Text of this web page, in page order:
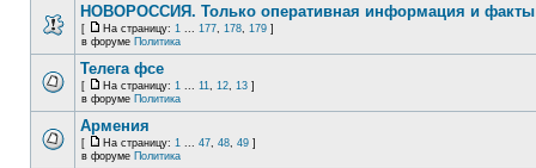
НОВОРОССИЯ. Только оперативная информация и факты
[ На страницу: 1 ... 177, 178, 179 ]
в форуме Политика
Телега фсе
[ На страницу: 1 ... 11, 12, 13 ]
в форуме Политика
Армения
[ На страницу: 1 ... 47, 48, 49 ]
в форуме Политика